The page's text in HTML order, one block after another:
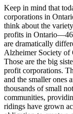
Keep in mind that
corporations in
think about the
profits in
are dramatically
Alzheimer Society of
Those are the big
profit corporations.
and the smaller ones
thousands of small
communities,
ridings have grown